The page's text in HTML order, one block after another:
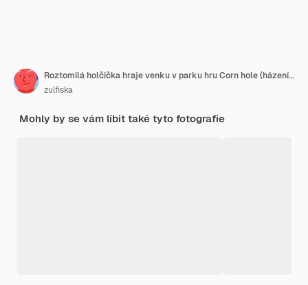
Roztomilá holčička hraje venku v parku hru Corn hole (házení pytlíků do otvoru)
zulfiska
Mohly by se vám líbit také tyto fotografie